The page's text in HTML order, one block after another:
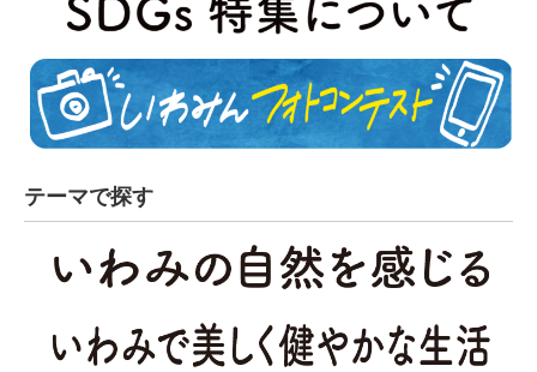
テーマで探す